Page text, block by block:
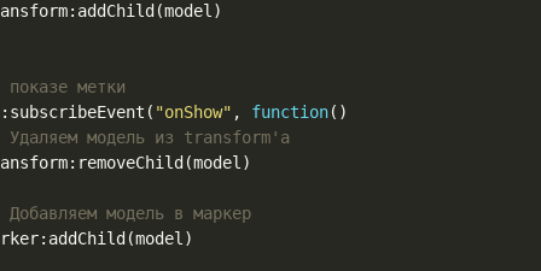
: addChild (model)
метки
: subscribeEvent ( "onShow" , function()
модель из transform'а
: removeChild (model)
модель в маркер
: addChild (model)